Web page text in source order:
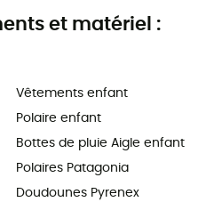
et matériel :
Vêtements enfant
Polaire enfant
Bottes de pluie Aigle enfant
Polaires Patagonia
Doudounes Pyrenex